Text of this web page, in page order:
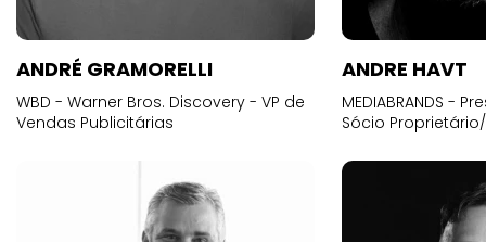
ANDRÉ GRAMORELLI
WBD - Warner Bros. Discovery - VP de
Vendas Publicitárias
ANDRE HAVT
MEDIABRANDS -
Sócio